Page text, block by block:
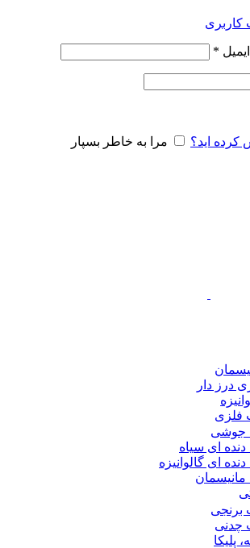
کاربری
*
کرده اید؟ مرا به خاطر بسپار
درز دار
فلزی
جوشی
دنده ای سیاه
دنده ای گالوانیزه
مانیسمان
برنجی
چدنی
پلیکا